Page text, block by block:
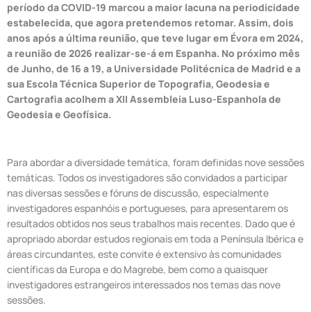
período da COVID-19 marcou a maior lacuna na periodicidade
estabelecida, que agora pretendemos retomar. Assim, dois
anos após a última reunião, que teve lugar em Évora em 2024,
a reunião de 2026 realizar-se-á em Espanha. No próximo mês
de Junho, de 16 a 19, a Universidade Politécnica de Madrid e a
sua Escola Técnica Superior de Topografia, Geodesia e
Cartografia acolhem a XII Assembleia Luso-Espanhola de
Geodesia e Geofísica.
Para abordar a diversidade temática, foram definidas nove sessões
temáticas. Todos os investigadores são convidados a participar
nas diversas sessões e fóruns de discussão, especialmente
investigadores espanhóis e portugueses, para apresentarem os
resultados obtidos nos seus trabalhos mais recentes. Dado que é
apropriado abordar estudos regionais em toda a Península Ibérica e
áreas circundantes, este convite é extensivo às comunidades
científicas da Europa e do Magrebe, bem como a quaisquer
investigadores estrangeiros interessados ​​nos temas das nove
sessões.